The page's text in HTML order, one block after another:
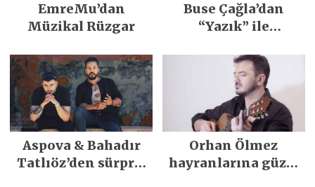
EmreMu’dan
Müzikal Rüzgar
Buse Çağla’dan
“Yazık” ile
Aspova & Bahadır
Tatlıöz’den sürpriz
Orhan Ölmez
hayranlarına güzel